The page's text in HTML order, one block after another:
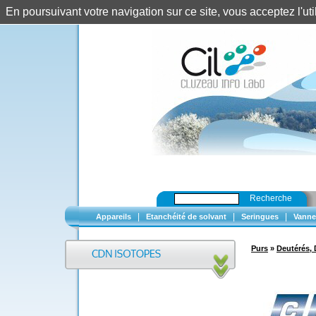
Recherche
Appareils Etanchéité de solvant Seringues
Purs » Deutérés,
En poursuivant votre navigation sur ce site, vous acceptez